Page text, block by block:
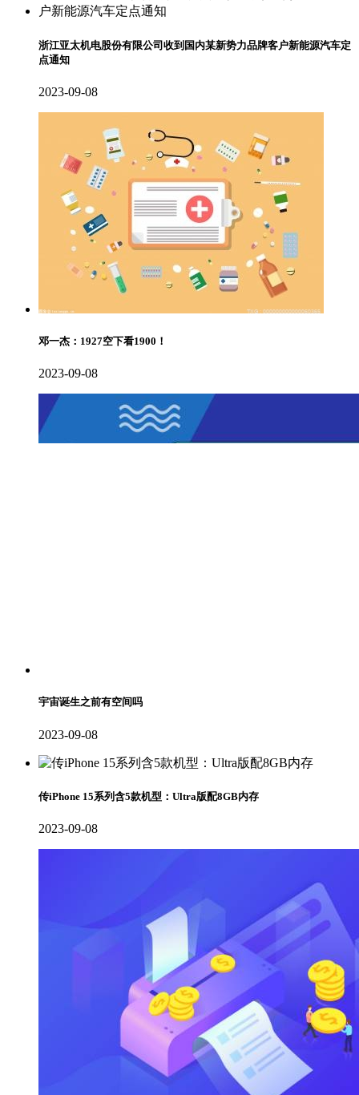
浙江亚太机电股份有限公司收到国内某新势力品牌客户新能源汽车定
点通知
2023-09-08
邓一杰：1927空下看1900！
2023-09-08
宇宙诞生之前有空间吗
2023-09-08
传iPhone 15系列含5款机型：Ultra版配8GB内存
2023-09-08